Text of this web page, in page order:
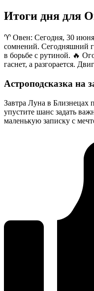
Итоги дня для
♈️ Овен: Сегодня, 30
сомнений. Сегодняшний
в борьбе с рутиной. 🔥
гаснет, а разгорается.
Астроподсказка на
Завтра Луна в
упустите шанс задать
маленькую записку с